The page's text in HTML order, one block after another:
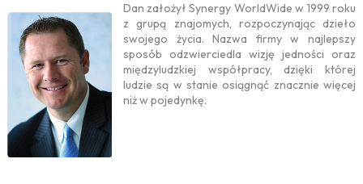
Dan założył Synergy WorldWide w 1999 roku
z grupą znajomych, rozpoczynając dzieło
swojego życia. Nazwa firmy w najlepszy
sposób odzwierciedla wizję jedności oraz
międzyludzkiej współpracy, dzięki której
ludzie są w stanie osiągnąć znacznie więcej
niż w pojedynkę.